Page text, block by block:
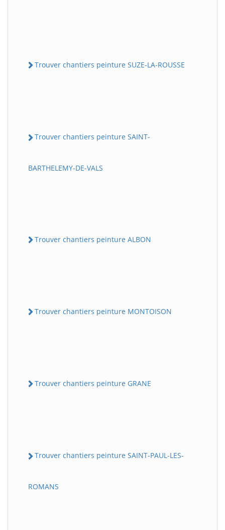
Trouver chantiers peinture SUZE-LA-ROUSSE
Trouver chantiers peinture SAINT-
BARTHELEMY-DE-VALS
Trouver chantiers peinture ALBON
Trouver chantiers peinture MONTOISON
Trouver chantiers peinture GRANE
Trouver chantiers peinture SAINT-PAUL-LES-
ROMANS